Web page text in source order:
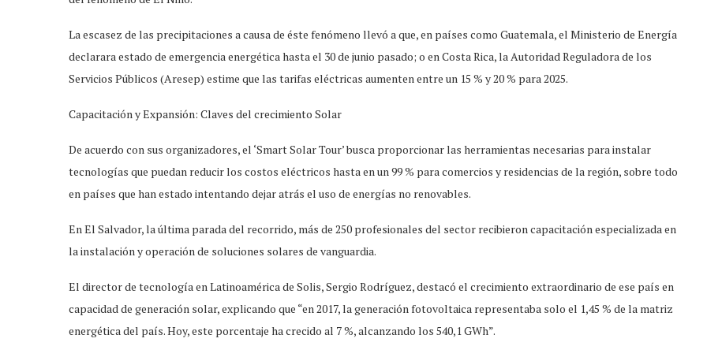
La escasez de las precipitaciones a causa de éste fenómeno llevó a que, en países como Guatemala, el Ministerio de Energía
declarara estado de emergencia energética hasta el 30 de junio pasado; o en Costa Rica, la Autoridad Reguladora de los
Servicios Públicos (Aresep) estime que las tarifas eléctricas aumenten entre un 15 % y 20 % para 2025.
Capacitación y Expansión: Claves del crecimiento Solar
De acuerdo con sus organizadores, el ‘Smart Solar Tour’ busca proporcionar las herramientas necesarias para instalar
tecnologías que puedan reducir los costos eléctricos hasta en un 99 % para comercios y residencias de la región, sobre todo
en países que han estado intentando dejar atrás el uso de energías no renovables.
En El Salvador, la última parada del recorrido, más de 250 profesionales del sector recibieron capacitación especializada en
la instalación y operación de soluciones solares de vanguardia.
El director de tecnología en Latinoamérica de Solis, Sergio Rodríguez, destacó el crecimiento extraordinario de ese país en
capacidad de generación solar, explicando que “en 2017, la generación fotovoltaica representaba solo el 1,45 % de la matriz
energética del país. Hoy, este porcentaje ha crecido al 7 %, alcanzando los 540,1 GWh”.